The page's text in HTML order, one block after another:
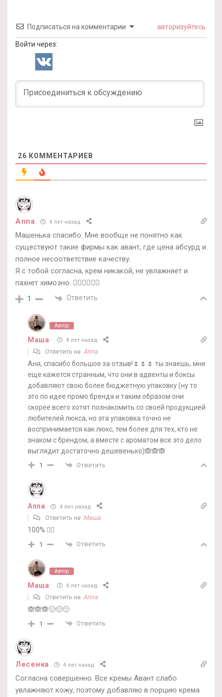
Подписаться на комментарии авторизуйтесь
Войти через:
26 КОММЕНТАРИЕВ
Anna 4 лет назад
Машенька спасибо. Мне вообще не понятно как
существуют такие фирмы как авант, где цена абсурд и
полное несоответствие качеству.
Я с тобой согласна, крем никакой, не увлажняет и
пахнет химозно. 🧟‍♀️🧟‍♀️🧟‍♀️
1 Ответить
Автор
Маша 4 лет назад
Ответить на Anna
Аня, спасибо большое за отзыв!🌷🌷🌷 ты знаешь, мне
еще кажется странным, что они в адвенты и боксы
добавляют свою более бюджетную упаковку (ну то
это по идее промо бренда и таким образом они
скорее всего хотят познакомить со своей продукцией
любителей люкса, но эта упаковка точно не
воспринимается как люкс, тем более для тех, кто не
знаком с брендом, а вместе с ароматом все это дело
выглядит достаточно дешевенько)🙈🙈🙈
1 Ответить
Anna 4 лет назад
Ответить на Маша
100% 🤷‍♀️
1 Ответить
Автор
Маша 4 лет назад
Ответить на Anna
🙈🙈🙈😔😔😔
1 Ответить
Лесенка 4 лет назад
Согласна совершенно. Все кремы Авант слабо
увлажняют кожу, поэтому добавляю в порцию крема